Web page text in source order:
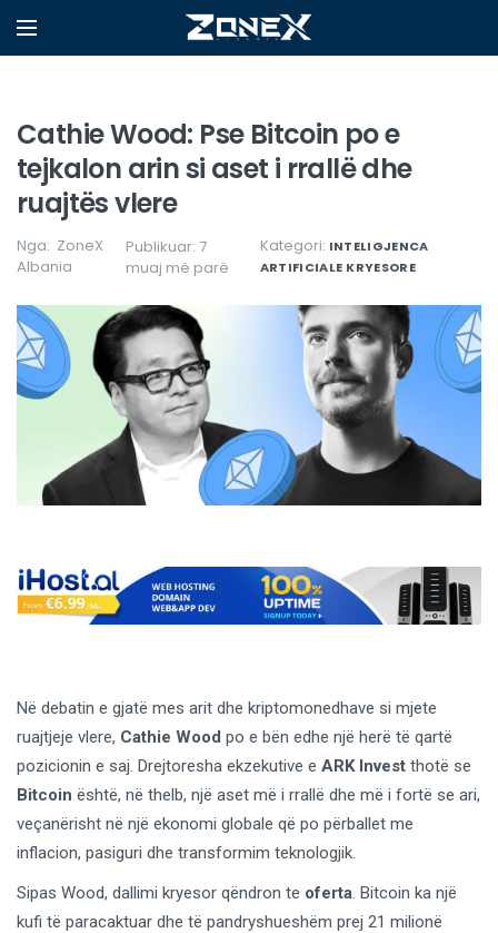
Cathie Wood: Pse Bitcoin po e
tejkalon arin si aset i rrallë dhe
ruajtës vlere
Nga: ZoneX
Albania
Publikuar: 7
muaj më parë
Kategori: INTELIGJENCA
ARTIFICIALE KRYESORE
Në debatin e gjatë mes arit dhe kriptomonedhave si mjete
ruajtjeje vlere, Cathie Wood po e bën edhe një herë të qartë
pozicionin e saj. Drejtoresha ekzekutive e ARK Invest thotë se
Bitcoin është, në thelb, një aset më i rrallë dhe më i fortë se ari,
veçanërisht në një ekonomi globale që po përballet me
inflacion, pasiguri dhe transformim teknologjik.
Sipas Wood, dallimi kryesor qëndron te oferta. Bitcoin ka një
kufi të paracaktuar dhe të pandryshueshëm prej 21 milionë